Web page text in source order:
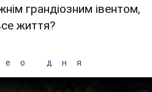
грандіозним івентом,
життя?
дня